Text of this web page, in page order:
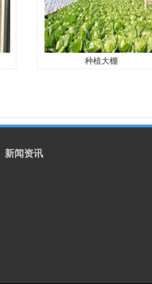
温室，种植大棚管，农业大棚
管，椭圆大棚管，天津大棚管
厂家，...
种植大棚
式。...
新闻资讯